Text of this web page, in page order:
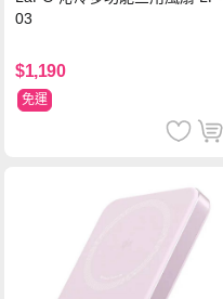
03
$1,190
免運